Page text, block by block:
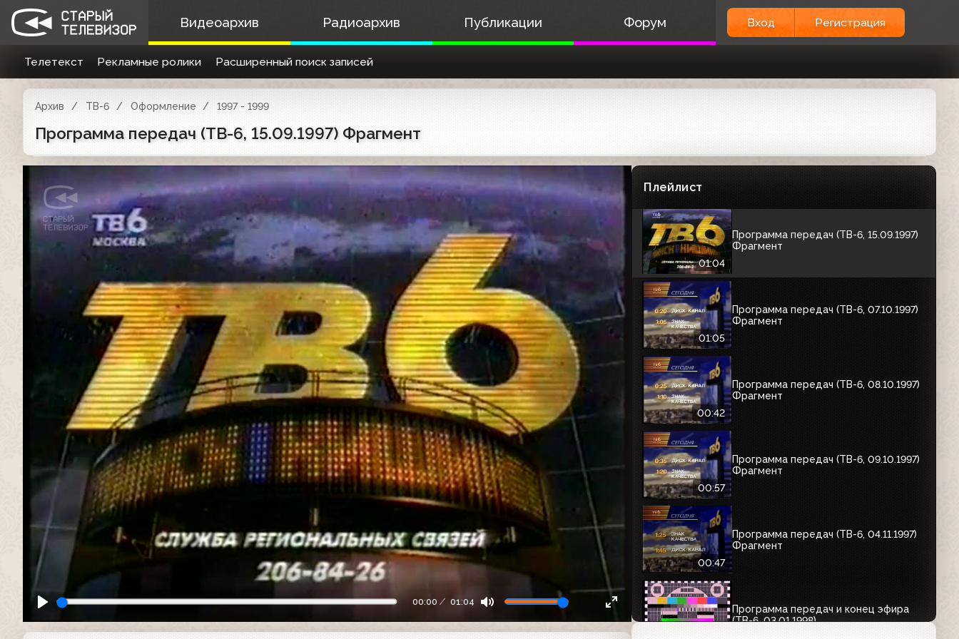
Видеоархив Радиоархив Публикации Форум Вход Регистрация
Телетекст Рекламные ролики Расширенный поиск записей
Архив ТВ-6 Оформление 1997 - 1999
Программа передач (ТВ-6, 15.09.1997) Фрагмент
00:00 01:04
Плейлист
Программа передач (ТВ-6, 04.09.1997)
Фрагмент
01:44
Программа передач (ТВ-6, 11.09.1997)
01:04
Программа передач (ТВ-6, 15.09.1997)
Фрагмент
01:05
Программа передач (ТВ-6, 07.10.1997)
Фрагмент
00:42
Программа передач (ТВ-6, 08.10.1997)
Фрагмент
00:57
Программа передач (ТВ-6, 09.10.1997)
Фрагмент
00:47
Программа передач (ТВ-6, 04.11.1997)
Фрагмент
Программа передач и конец эфира
(ТВ-6, 03.01.1998)